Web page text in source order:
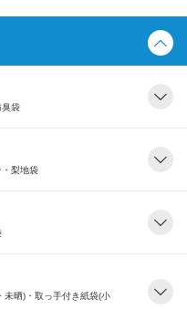
臭袋
梨地袋
未晒)・取っ手付き紙袋(小